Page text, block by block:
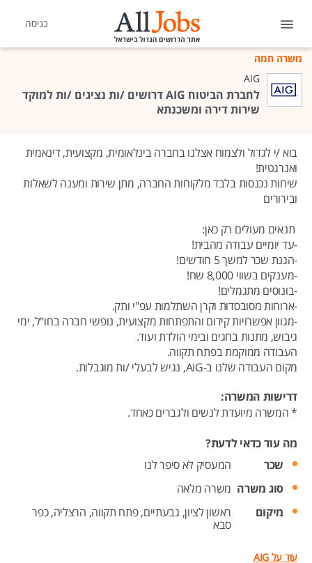
כניסה
משרה חמה
AIG
לחברת הביטוח AIG דרושים /ות נציגים /ות למוקד
שירות דירה ומשכנתא
בוא /י לגדול ולצמוח אצלנו בחברה בינלאומית, מקצועית, דינאמית
ואנרגטית!
שיחות נכנסות בלבד מלקוחות החברה, מתן שירות ומענה לשאלות
ובירורים
תנאים מעולים רק כאן:
-עד יומיים עבודה מהבית!
-הגנת שכר למשך 5 חודשים!
-מענקים בשווי 8,000 שח!
-בונוסים מתגמלים!
-ארוחות מסובסדות וקרן השתלמות עפ"י ותק.
-מגוון אפשרויות קידום והתפתחות מקצועית, נופשי חברה בחו"ל, ימי
גיבוש, מתנות בחגים ובימי הולדת ועוד.
העבודה ממוקמת בפתח תקווה.
מקום העבודה שלנו ב-AIG, נגיש לבעלי /ות מוגבלות.
דרישות המשרה:
* המשרה מיועדת לנשים ולגברים כאחד.
מה עוד כדאי לדעת?
שכר
המעסיק לא סיפר לנו
סוג משרה משרה מלאה
מיקום
ראשון לציון, גבעתיים,פתח תקווה, הרצליה,כפר
סבא
עוד על AIG